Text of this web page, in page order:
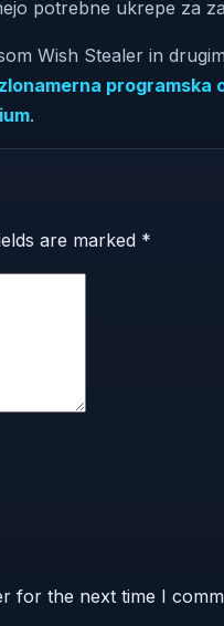
potrebne ukrepe za
Wish Stealer in
programska
.
are marked *
for the next time I